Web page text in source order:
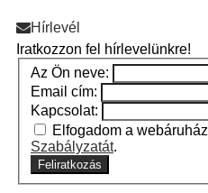
Hírlevél
Iratkozzon fel hírlevelünkre!
Az Ön neve:
Email cím:
Kapcsolat:
Elfogadom a webáruház
Szabályzatát.
Feliratkozás